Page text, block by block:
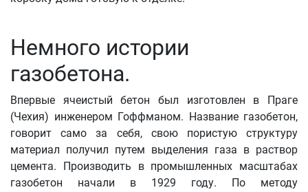
Немного истории
газобетона.
Впервые ячеистый бетон был изготовлен в Праге
(Чехия) инженером Гоффманом. Название газобетон,
говорит само за себя, свою пористую структуру
материал получил путем выделения газа в раствор
цемента. Производить в промышленных масштабах
газобетон начали в 1929 году. По методу